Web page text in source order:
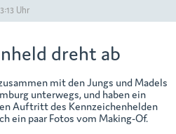
Uhr
dreht ab
mit den Jungs und Madels
unterwegs, und haben ein
Auftritt des Kennzeichenhelden
ein paar Fotos vom Making-Of.